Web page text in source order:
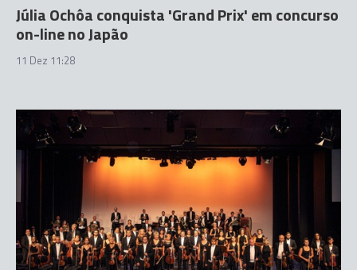
Júlia Ochôa conquista 'Grand Prix' em concurso
on-line no Japão
11 Dez 11:28